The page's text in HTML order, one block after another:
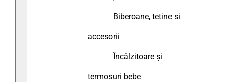
Biberoane, tetine si
accesorii
Încălzitoare și
termosuri bebe